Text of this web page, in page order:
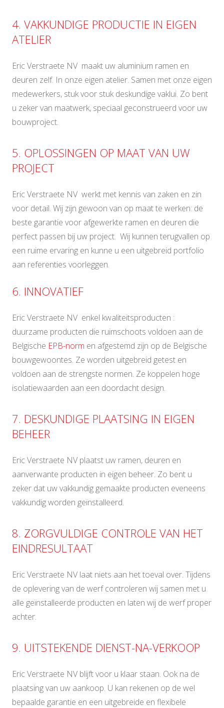
4. VAKKUNDIGE PRODUCTIE IN EIGEN
ATELIER
Eric Verstraete NV maakt uw aluminium ramen en
deuren zelf. In onze eigen atelier. Samen met onze eigen
medewerkers, stuk voor stuk deskundige vaklui. Zo bent
u zeker van maatwerk, speciaal geconstrueerd voor uw
bouwproject.
5. OPLOSSINGEN OP MAAT VAN UW
PROJECT
Eric Verstraete NV werkt met kennis van zaken en zin
voor detail. Wij zijn gewoon van op maat te werken: de
beste garantie voor afgewerkte ramen en deuren die
perfect passen bij uw project. Wij kunnen terugvallen op
een ruime ervaring en kunne u een uitgebreid portfolio
aan referenties voorleggen.
6. INNOVATIEF
Eric Verstraete NV enkel kwaliteitsproducten :
duurzame producten die ruimschoots voldoen aan de
Belgische EPB-norm en afgestemd zijn op de Belgische
bouwgewoontes. Ze worden uitgebreid getest en
voldoen aan de strengste normen. Ze koppelen hoge
isolatiewaarden aan een doordacht design.
7. DESKUNDIGE PLAATSING IN EIGEN
BEHEER
Eric Verstraete NV plaatst uw ramen, deuren en
aanverwante producten in eigen beheer. Zo bent u
zeker dat uw vakkundig gemaakte producten eveneens
vakkundig worden geïnstalleerd.
8. ZORGVULDIGE CONTROLE VAN HET
EINDRESULTAAT
Eric Verstraete NV laat niets aan het toeval over. Tijdens
de oplevering van de werf controleren wij samen met u
alle geïnstalleerde producten en laten wij de werf proper
achter.
9. UITSTEKENDE DIENST-NA-VERKOOP
Eric Verstraete NV blijft voor u klaar staan. Ook na de
plaatsing van uw aankoop. U kan rekenen op de wel
bepaalde garantie en een uitgebreide en flexibele